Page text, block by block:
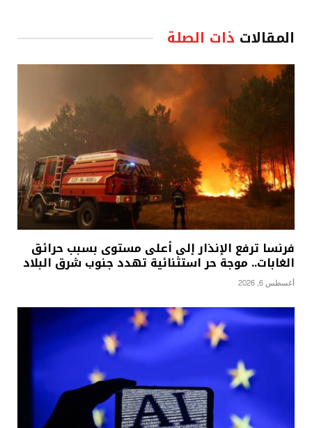
المقالات ذات الصلة
فرنسا ترفع الإنذار إلى أعلى مستوى بسبب حرائق
الغابات.. موجة حر استثنائية تهدد جنوب شرق البلاد
أغسطس 6, 2026